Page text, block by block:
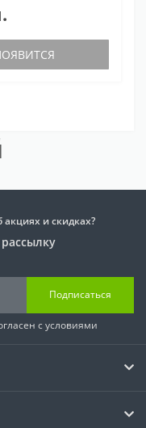
акциях и скидках?
Подписаться
с условиями